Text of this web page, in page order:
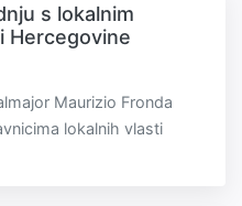
s lokalnim
Hercegovine
Maurizio Fronda
lokalnih vlasti